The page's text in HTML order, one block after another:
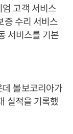
고객 서비스
증 수리 서비스
서비스를 기본
볼보코리아가
실적을 기록했